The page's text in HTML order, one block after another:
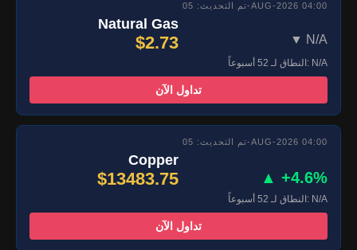
تم التحديث: 05-AUG-2026 04:00
Natural Gas
$2.73 ▼ N/A
النطاق لـ 52 أسبوعاً: N/A
تداول الآن
تم التحديث: 05-AUG-2026 04:00
Copper
$13483.75 ▲ +4.6%
النطاق لـ 52 أسبوعاً: N/A
تداول الآن